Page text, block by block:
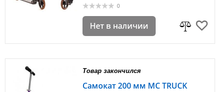
0
Нет в наличии
Товар закончился
Самокат 200 мм MC TRUCK